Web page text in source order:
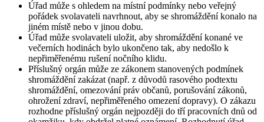
Úřad může s ohledem na místní podmínky nebo veřejný
pořádek svolavateli navrhnout, aby se shromáždění konalo na
jiném místě nebo v jinou dobu.
Úřad může svolavateli uložit, aby shromáždění konané ve
večerních hodinách bylo ukončeno tak, aby nedošlo k
nepřiměřenému rušení nočního klidu.
Příslušný orgán může ze zákonem stanovených podmínek
shromáždění zakázat (např. z důvodů rasového podtextu
shromáždění, omezování práv občanů, porušování zákonů,
ohrožení zdraví, nepřiměřeného omezení dopravy). O zákazu
rozhodne příslušný orgán nejpozději do tří pracovních dnů od